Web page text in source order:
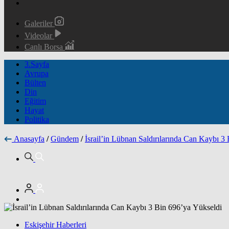
Galeriler
Videolar
Canlı Borsa
3.Sayfa
Avrupa
Bülten
Din
Eğitim
Hayat
Politika
Anasayfa / Gündem / İsrail’in Lübnan Saldırılarında Can Kaybı
Eskişehir Haberleri